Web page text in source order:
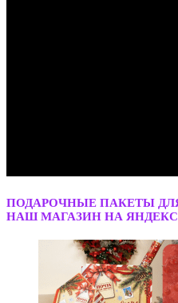
ПОДАРОЧНЫЕ ПАКЕТЫ
НАШ МАГАЗИН НА